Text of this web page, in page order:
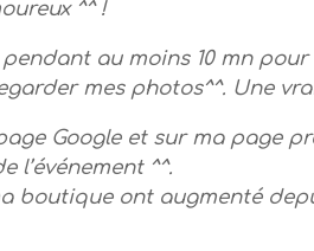
^^ !
au moins 10 mn pour
mes photos^^. Une
Google et sur ma page
l’événement ^^.
boutique ont augmenté